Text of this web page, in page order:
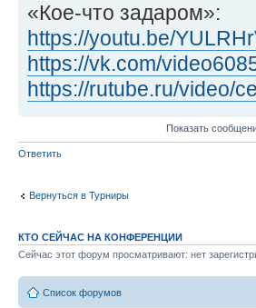
«Кое-что задаром»:
https://youtu.be/
https://vk.com/
https://rutube.ru/video/
Показать
Ответить
Вернуться в Турниры
КТО СЕЙЧАС НА КОНФЕРЕНЦИИ
Сейчас этот форум просматривают: нет
Список форумов